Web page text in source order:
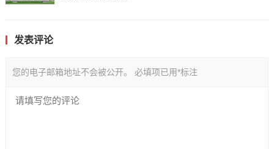
发表评论
您的电子邮箱地址不会被公开。 必填项已用*标注